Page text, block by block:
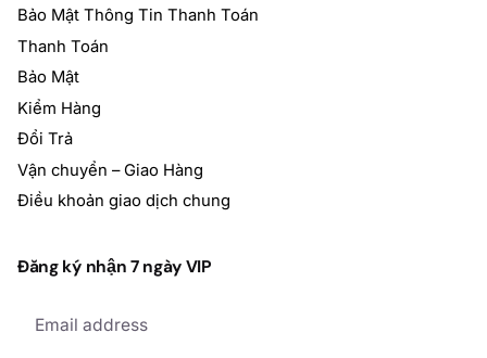
Bảo Mật Thông Tin Thanh Toán
Thanh Toán
Bảo Mật
Kiểm Hàng
Đổi Trả
Vận chuyển – Giao Hàng
Điều khoản giao dịch chung
Đăng ký nhận 7 ngày VIP